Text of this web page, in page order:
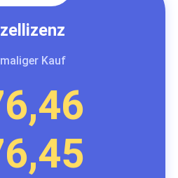
Kauf